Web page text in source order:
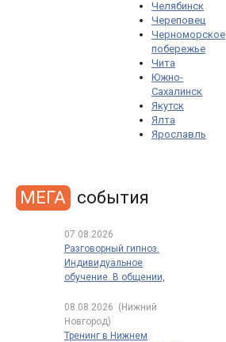
Челябинск
Череповец
Черноморское
побережье
Чита
Южно-
Сахалинск
Якутск
Ялта
Ярославль
МЕГА события
07.08.2026
Разговорный гипноз.
Индивидуальное
обучение. В общении,
08.08.2026 (Нижний
Новгород)
Тренинг в Нижнем